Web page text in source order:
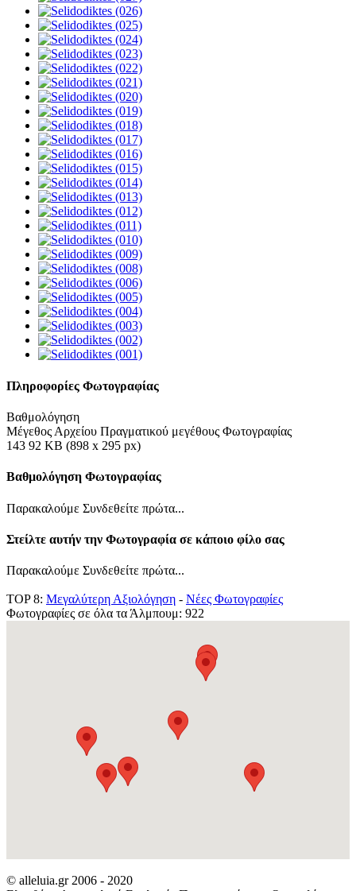
Πληροφορίες Φωτογραφίας
Βαθμολόγηση
Μέγεθος Αρχείου Πραγματικού μεγέθους Φωτογραφίας
143 92 KB (898 x 295 px)
Βαθμολόγηση Φωτογραφίας
Παρακαλούμε Συνδεθείτε πρώτα...
Στείλτε αυτήν την Φωτογραφία σε κάποιο φίλο σας
Παρακαλούμε Συνδεθείτε πρώτα...
TOP 8: Μεγαλύτερη Αξιολόγηση - Νέες Φωτογραφίες
Φωτογραφίες σε όλα τα Άλμπουμ: 922
© alleluia.gr 2006 - 2020